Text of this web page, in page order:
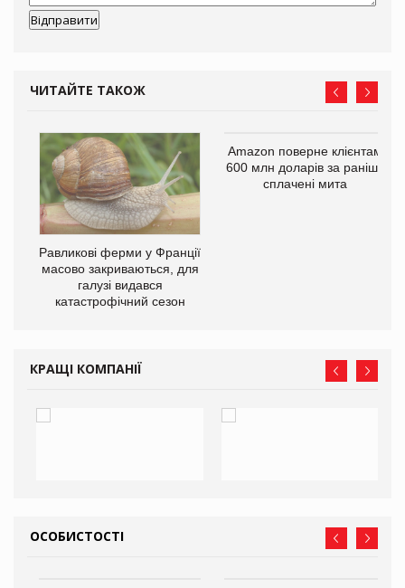
ЧИТАЙТЕ ТАКОЖ
Равликові ферми у Франції
масово закриваються, для
галузі видався
катастрофічний сезон
Amazon поверне клієнтам
600 млн доларів за раніше
сплачені мита
КРАЩІ КОМПАНІЇ
ОСОБИСТОСТІ